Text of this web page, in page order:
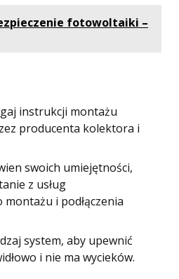
fotowoltaiki –
instrukcji montażu
producenta kolektora i
swoich umiejętności,
z usług
i podłączenia
system, aby upewnić
i nie ma wycieków.